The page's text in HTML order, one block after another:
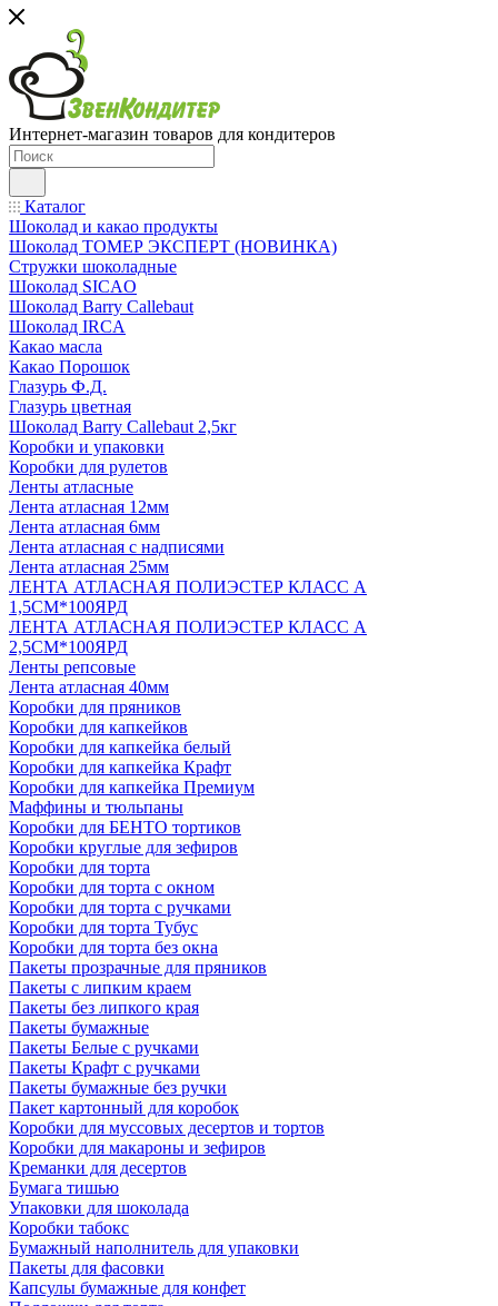
Интернет-магазин товаров для кондитеров
Каталог
Шоколад и какао продукты
Шоколад ТОМЕР ЭКСПЕРТ (НОВИНКА)
Стружки шоколадные
Шоколад SICAO
Шоколад Barry Callebaut
Шоколад IRCA
Какао масла
Какао Порошок
Глазурь Ф.Д.
Глазурь цветная
Шоколад Barry Callebaut 2,5кг
Коробки и упаковки
Коробки для рулетов
Ленты атласные
Лента атласная 12мм
Лента атласная 6мм
Лента атласная с надписями
Лента атласная 25мм
ЛЕНТА АТЛАСНАЯ ПОЛИЭСТЕР КЛАСС А
1,5СМ*100ЯРД
ЛЕНТА АТЛАСНАЯ ПОЛИЭСТЕР КЛАСС А
2,5СМ*100ЯРД
Ленты репсовые
Лента атласная 40мм
Коробки для пряников
Коробки для капкейков
Коробки для капкейка белый
Коробки для капкейка Крафт
Коробки для капкейка Премиум
Маффины и тюльпаны
Коробки для БЕНТО тортиков
Коробки круглые для зефиров
Коробки для торта
Коробки для торта с окном
Коробки для торта с ручками
Коробки для торта Тубус
Коробки для торта без окна
Пакеты прозрачные для пряников
Пакеты с липким краем
Пакеты без липкого края
Пакеты бумажные
Пакеты Белые с ручками
Пакеты Крафт с ручками
Пакеты бумажные без ручки
Пакет картонный для коробок
Коробки для муссовых десертов и тортов
Коробки для макароны и зефиров
Креманки для десертов
Бумага тишью
Упаковки для шоколада
Коробки табокс
Бумажный наполнитель для упаковки
Пакеты для фасовки
Капсулы бумажные для конфет